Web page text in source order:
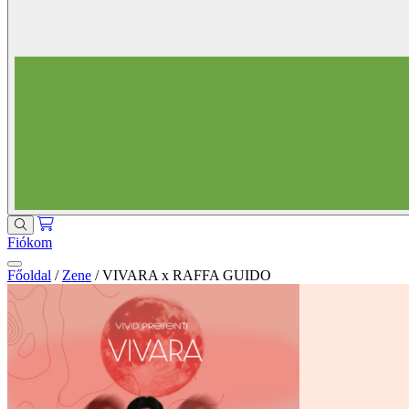
Fiókom
Főoldal / Zene / VIVARA x RAFFA GUIDO